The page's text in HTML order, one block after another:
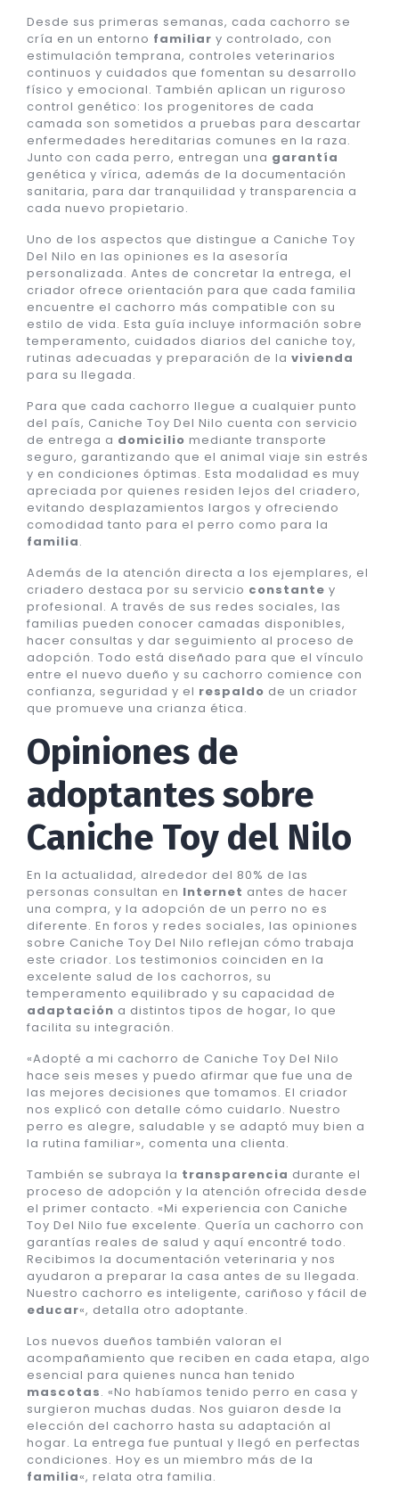
Desde sus primeras semanas, cada cachorro se
cría en un entorno familiar y controlado, con
estimulación temprana, controles veterinarios
continuos y cuidados que fomentan su desarrollo
físico y emocional. También aplican un riguroso
control genético: los progenitores de cada
camada son sometidos a pruebas para descartar
enfermedades hereditarias comunes en la raza.
Junto con cada perro, entregan una garantía
genética y vírica, además de la documentación
sanitaria, para dar tranquilidad y transparencia a
cada nuevo propietario.
Uno de los aspectos que distingue a Caniche Toy
Del Nilo en las opiniones es la asesoría
personalizada. Antes de concretar la entrega, el
criador ofrece orientación para que cada familia
encuentre el cachorro más compatible con su
estilo de vida. Esta guía incluye información sobre
temperamento, cuidados diarios del caniche toy,
rutinas adecuadas y preparación de la vivienda
para su llegada.
Para que cada cachorro llegue a cualquier punto
del país, Caniche Toy Del Nilo cuenta con servicio
de entrega a domicilio mediante transporte
seguro, garantizando que el animal viaje sin estrés
y en condiciones óptimas. Esta modalidad es muy
apreciada por quienes residen lejos del criadero,
evitando desplazamientos largos y ofreciendo
comodidad tanto para el perro como para la
familia.
Además de la atención directa a los ejemplares, el
criadero destaca por su servicio constante y
profesional. A través de sus redes sociales, las
familias pueden conocer camadas disponibles,
hacer consultas y dar seguimiento al proceso de
adopción. Todo está diseñado para que el vínculo
entre el nuevo dueño y su cachorro comience con
confianza, seguridad y el respaldo de un criador
que promueve una crianza ética.
Opiniones de
adoptantes sobre
Caniche Toy del Nilo
En la actualidad, alrededor del 80% de las
personas consultan en Internet antes de hacer
una compra, y la adopción de un perro no es
diferente. En foros y redes sociales, las opiniones
sobre Caniche Toy Del Nilo reflejan cómo trabaja
este criador. Los testimonios coinciden en la
excelente salud de los cachorros, su
temperamento equilibrado y su capacidad de
adaptación a distintos tipos de hogar, lo que
facilita su integración.
«Adopté a mi cachorro de Caniche Toy Del Nilo
hace seis meses y puedo afirmar que fue una de
las mejores decisiones que tomamos. El criador
nos explicó con detalle cómo cuidarlo. Nuestro
perro es alegre, saludable y se adaptó muy bien a
la rutina familiar», comenta una clienta.
También se subraya la transparencia durante el
proceso de adopción y la atención ofrecida desde
el primer contacto. «Mi experiencia con Caniche
Toy Del Nilo fue excelente. Quería un cachorro con
garantías reales de salud y aquí encontré todo.
Recibimos la documentación veterinaria y nos
ayudaron a preparar la casa antes de su llegada.
Nuestro cachorro es inteligente, cariñoso y fácil de
educar«, detalla otro adoptante.
Los nuevos dueños también valoran el
acompañamiento que reciben en cada etapa, algo
esencial para quienes nunca han tenido
mascotas. «No habíamos tenido perro en casa y
surgieron muchas dudas. Nos guiaron desde la
elección del cachorro hasta su adaptación al
hogar. La entrega fue puntual y llegó en perfectas
condiciones. Hoy es un miembro más de la
familia«, relata otra familia.